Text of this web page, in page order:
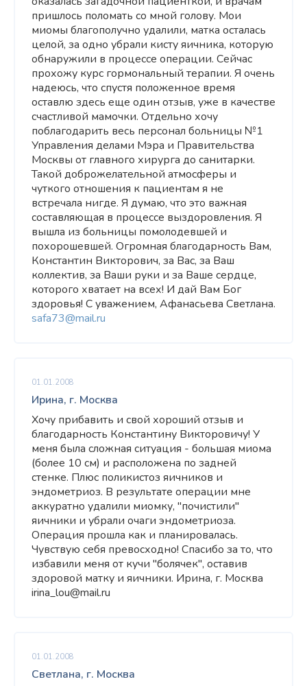
пришлось поломать со мной голову. Мои
миомы благополучно удалили, матка осталась
целой, за одно убрали кисту яичника, которую
обнаружили в процессе операции. Сейчас
прохожу курс гормональный терапии. Я очень
надеюсь, что спустя положенное время
оставлю здесь еще один отзыв, уже в качестве
счастливой мамочки. Отдельно хочу
поблагодарить весь персонал больницы №1
Управления делами Мэра и Правительства
Москвы от главного хирурга до санитарки.
Такой доброжелательной атмосферы и
чуткого отношения к пациентам я не
встречала нигде. Я думаю, что это важная
составляющая в процессе выздоровления. Я
вышла из больницы помолодевшей и
похорошевшей. Огромная благодарность Вам,
Константин Викторович, за Вас, за Ваш
коллектив, за Ваши руки и за Ваше сердце,
которого хватает на всех! И дай Вам Бог
здоровья! С уважением, Афанасьева Светлана.
safa73@mail.ru
01.01.2008
Ирина, г. Москва
Хочу прибавить и свой хороший отзыв и
благодарность Константину Викторовичу! У
меня была сложная ситуация - большая миома
(более 10 см) и расположена по задней
стенке. Плюс поликистоз яичников и
эндометриоз. В результате операции мне
аккуратно удалили миомку, "почистили"
яичники и убрали очаги эндометриоза.
Операция прошла как и планировалась.
Чувствую себя превосходно! Спасибо за то, что
избавили меня от кучи "болячек", оставив
здоровой матку и яичники. Ирина, г. Москва
irina_lou@mail.ru
01.01.2008
Светлана, г. Москва